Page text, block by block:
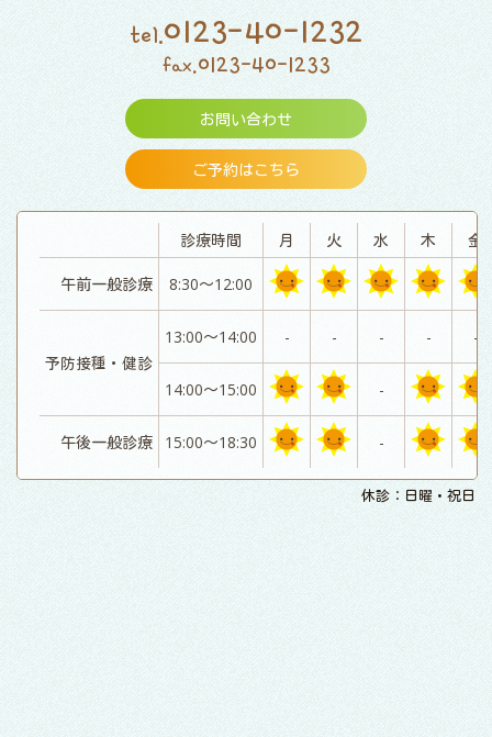
tel.0123-40-1232
fax.0123-40-1233
お問い合わせ
ご予約はこちら
診療時間 月 火 水 木 金
午前一般診療 8:30～12:00
予防接種・健診
13:00～14:00 - - - - -
14:00～15:00 -
午後一般診療 15:00～18:30 -
休診：日曜・祝日